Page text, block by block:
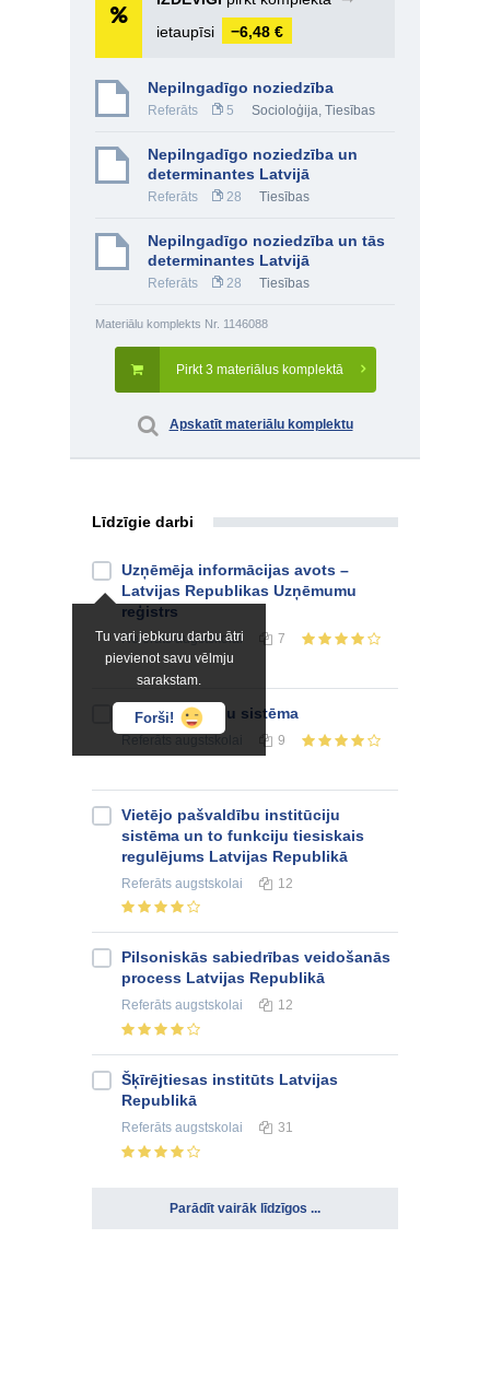
ietaupīsi
−6,48 €
Nepilngadīgo noziedzība
Referāts 5 Socioloģija, Tiesības
Nepilngadīgo noziedzība un
determinantes Latvijā
Referāts 28 Tiesības
Nepilngadīgo noziedzība un tās
determinantes Latvijā
Referāts 28 Tiesības
Materiālu komplekts Nr. 1146088
Pirkt 3 materiālus komplektā
Apskatīt materiālu komplektu
Līdzīgie darbi
Tu vari jebkuru darbu ātri
pievienot savu vēlmju
sarakstam.
Forši!
Uzņēmēja informācijas avots –
Latvijas Republikas Uzņēmumu
reģistrs
Referātsaugstskolai 7
Latvijas tiesību sistēma
9
Vietējo pašvaldību institūciju
sistēma un to funkciju tiesiskais
regulējums Latvijas Republikā
Referāts augstskolai 12
Pilsoniskās sabiedrības veidošanās
process Latvijas Republikā
Referāts augstskolai 12
Šķīrējtiesas institūts Latvijas
Republikā
Referāts augstskolai 31
Parādīt vairāk līdzīgos ...